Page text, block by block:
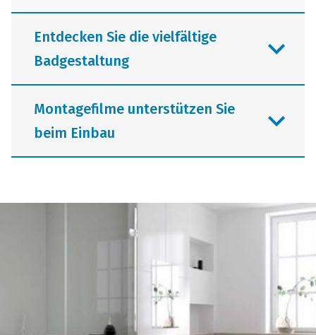
Entdecken Sie die vielfältige
Badgestaltung
Fugenlose Nischen sowie elegante
als Inspiration in Form kurzer Clips zur
Verfügung. Kurz und knapp zeigt
Schedel kreative Ideen für große und
kleine Bäder. Darf es ein moderner
Materialmix sein oder soll das
Gästebad möglichst schnell und sauber
Montagefilme unterstützen Sie
beim Einbau
Jederzeit online abrufbar: als
Unterstützung für Profis vom Fach oder
als Anleitung für den couragierten
Semi-Profi zuhause. Schritt für Schritt
zeigen die Videos den einfachen
Aufbau der Schedel Produkte.